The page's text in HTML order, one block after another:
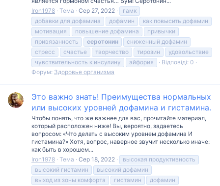
Iron1978 Тема Сер 27, 2022
гамк
добавки для дофамина
дофамин
как повысить дофамин
мотивация
повышение дофамина
привычки
привязанность
серотонин
сниженный дофамин
стресс
счастье творчество тирозин
удовольствие
чувствительность к инсулину
эйфория
Відповіді: 0
Форум: Здоровье организма
Это важно знать! Преимущества нормальных
или высоких уровней дофамина и гистамина.
Чтобы понять, что же важнее для вас, прочитайте материал,
который расположен ниже! Вы, вероятно, задаетесь
вопросом: «Что делать с высоким уровнем дофамина И
гистамина?» Хотя, вопрос, наверное звучит несколько иначе:
как быть в хорошем...
Iron1978 Тема Сер 18, 2022
высокая продуктивность
высокий гистамин
высокий дофамин
выход из зоны комфорта
гистамин
дофамин